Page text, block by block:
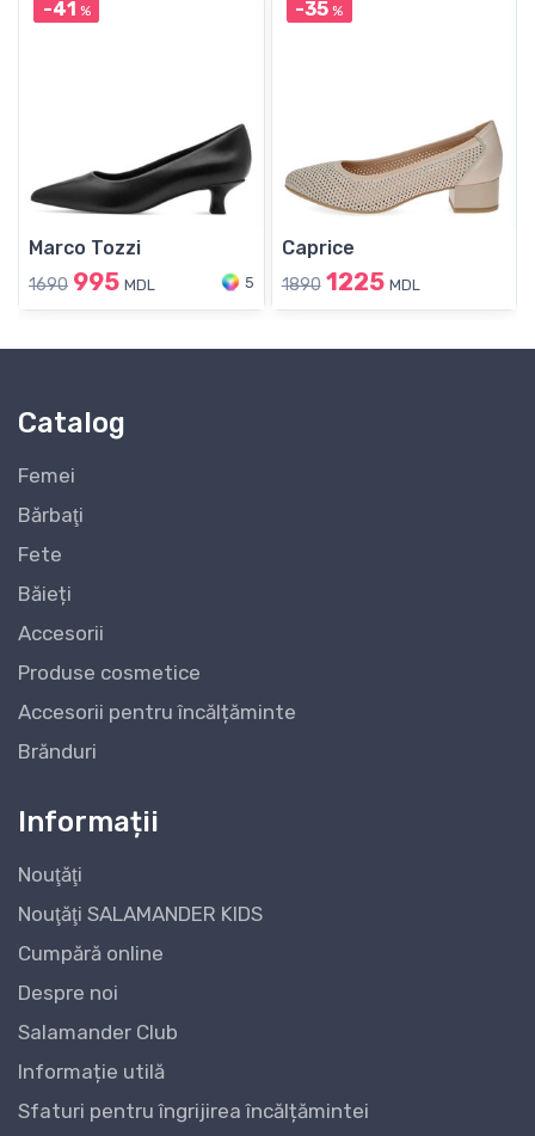
-41 %
Marco Tozzi
1690 995 MDL 5
-35 %
Caprice
1890 1225 MDL
Catalog
Femei
Bărbaţi
Fete
Băieți
Accesorii
Produse cosmetice
Accesorii pentru încălțăminte
Brănduri
Informații
Nouţăţi
Nouţăţi SALAMANDER KIDS
Cumpără online
Despre noi
Salamander Club
Informație utilă
Sfaturi pentru îngrijirea încălțămintei